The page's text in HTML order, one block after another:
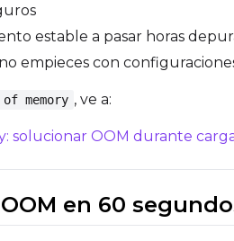
estable a pasar horas
empieces con
of memory , ve a:
solucionar OOM durante
en 60